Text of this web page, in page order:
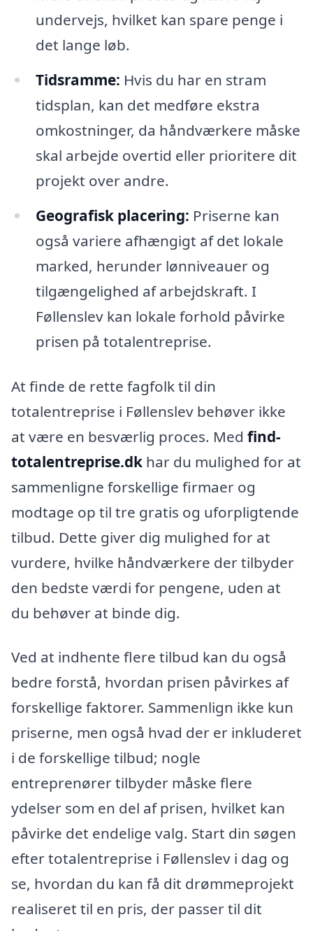
undervejs, hvilket kan spare penge i
det lange løb.
Tidsramme: Hvis du har en stram
tidsplan, kan det medføre ekstra
omkostninger, da håndværkere måske
skal arbejde overtid eller prioritere dit
projekt over andre.
Geografisk placering: Priserne kan
også variere afhængigt af det lokale
marked, herunder lønniveauer og
tilgængelighed af arbejdskraft. I
Føllenslev kan lokale forhold påvirke
prisen på totalentreprise.
At finde de rette fagfolk til din
totalentreprise i Føllenslev behøver ikke
at være en besværlig proces. Med find-
totalentreprise.dk har du mulighed for at
sammenligne forskellige firmaer og
modtage op til tre gratis og uforpligtende
tilbud. Dette giver dig mulighed for at
vurdere, hvilke håndværkere der tilbyder
den bedste værdi for pengene, uden at
du behøver at binde dig.
Ved at indhente flere tilbud kan du også
bedre forstå, hvordan prisen påvirkes af
forskellige faktorer. Sammenlign ikke kun
priserne, men også hvad der er inkluderet
i de forskellige tilbud; nogle
entreprenører tilbyder måske flere
ydelser som en del af prisen, hvilket kan
påvirke det endelige valg. Start din søgen
efter totalentreprise i Føllenslev i dag og
se, hvordan du kan få dit drømmeprojekt
realiseret til en pris, der passer til dit